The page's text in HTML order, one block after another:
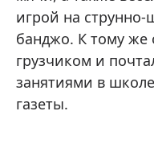
игрой на
банджо. К тому же
грузчиком и
занятиями в
газеты.